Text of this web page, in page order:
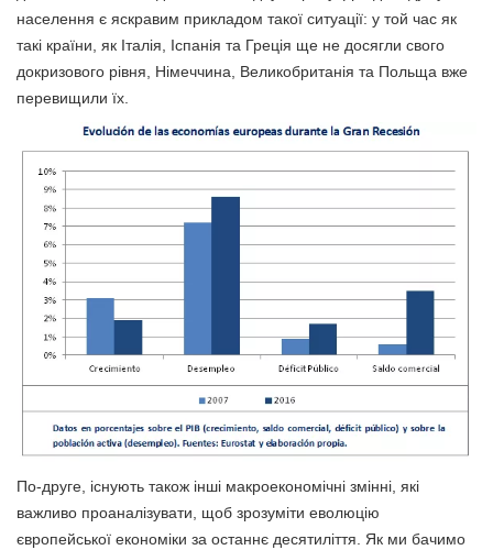
населення є яскравим прикладом такої ситуації: у той час як
такі країни, як Італія, Іспанія та Греція ще не досягли свого
докризового рівня, Німеччина, Великобританія та Польща вже
перевищили їх.
По-друге, існують також інші макроекономічні змінні, які
важливо проаналізувати, щоб зрозуміти еволюцію
європейської економіки за останнє десятиліття. Як ми бачимо